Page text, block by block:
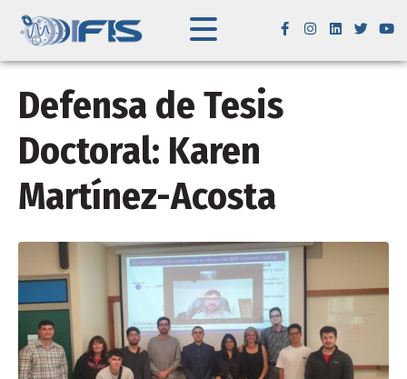
Defensa de Tesis
Doctoral: Karen
Martínez-Acosta